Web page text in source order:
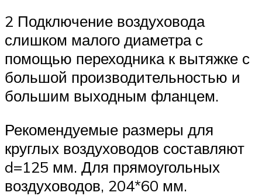
2 Подключение воздуховода
слишком малого диаметра с
помощью переходника к вытяжке с
большой производительностью и
большим выходным фланцем.
Рекомендуемые размеры для
круглых воздуховодов составляют
d=125 мм. Для прямоугольных
воздуховодов, 204*60 мм.